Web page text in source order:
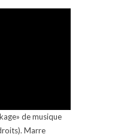
de musique
Marre